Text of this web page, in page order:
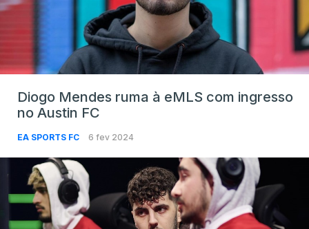
Diogo Mendes ruma à eMLS com ingresso
no Austin FC
EA SPORTS FC 6 fev 2024